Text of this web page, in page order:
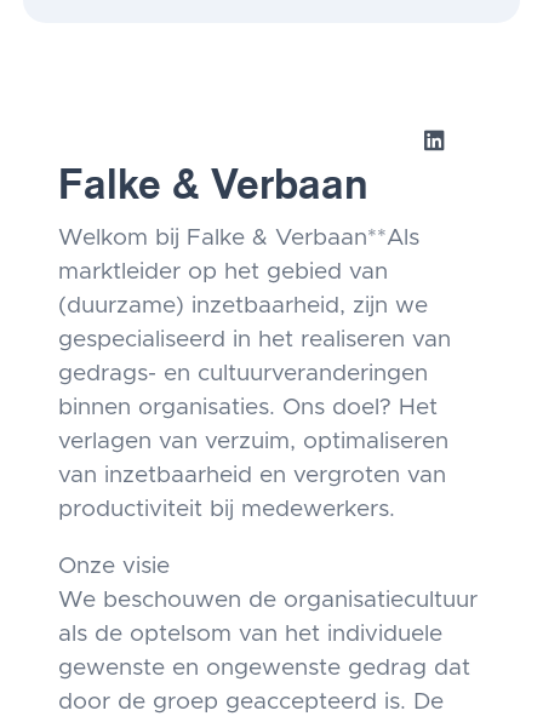
Falke & Verbaan
Welkom bij Falke & Verbaan**Als
marktleider op het gebied van
(duurzame) inzetbaarheid, zijn we
gespecialiseerd in het realiseren van
gedrags- en cultuurveranderingen
binnen organisaties. Ons doel? Het
verlagen van verzuim, optimaliseren
van inzetbaarheid en vergroten van
productiviteit bij medewerkers.
Onze visie
We beschouwen de organisatiecultuur
als de optelsom van het individuele
gewenste en ongewenste gedrag dat
door de groep geaccepteerd is. De